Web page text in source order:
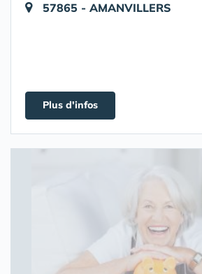
57865 - AMANVILLERS
Plus d'infos